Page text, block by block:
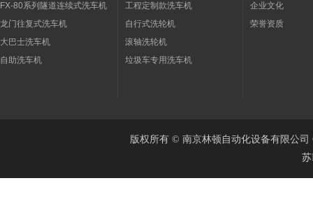
FX-80系列隧道连续式洗车机
龙门往复式洗车机
大巴士洗车机
自助洗车机
工程定制款洗车机
自行式洗轮机
滚轴洗轮机
垃圾车专用洗车机
企业文化
荣誉资质
版权所有 © 南京林顿自动化设备有限公
苏